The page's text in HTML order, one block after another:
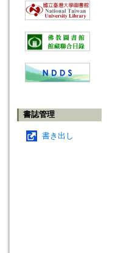
書誌管理
書き出し